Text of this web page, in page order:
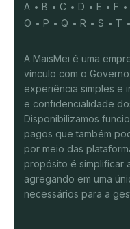
A B C D E F
O
P Q R S T
A MaisMei é uma
vínculo com o
experiência simples e
e confidencialidade
Disponibilizamos
pagos que também
por meio das
propósito é simplificar
agregando em uma
necessários para a